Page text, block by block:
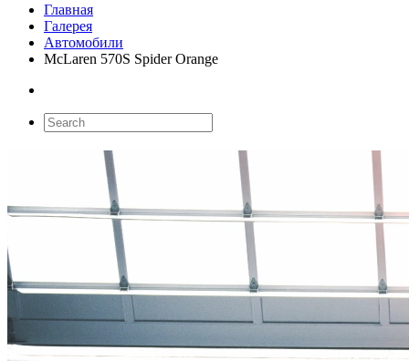
Главная
Галерея
Автомобили
McLaren 570S Spider Orange